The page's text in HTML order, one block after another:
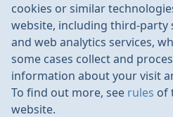
hobbywing xerun 60a
16 replies, 28 May 2010
RulesContacts
cookies or similar
website, including third-party
and web analytics services,
some cases collect and
information about your visit
To find out more, see rules of
website.